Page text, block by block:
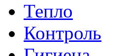
Тепло
Контроль